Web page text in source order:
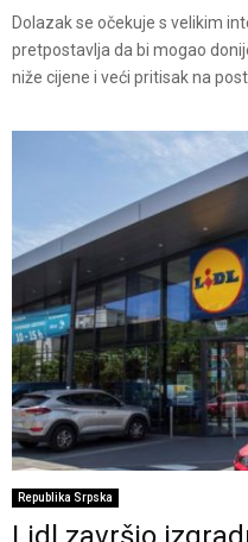
Dolazak se očekuje s velikim
pretpostavlja da bi mogao
niže cijene i veći pritisak na
Republika Srpska